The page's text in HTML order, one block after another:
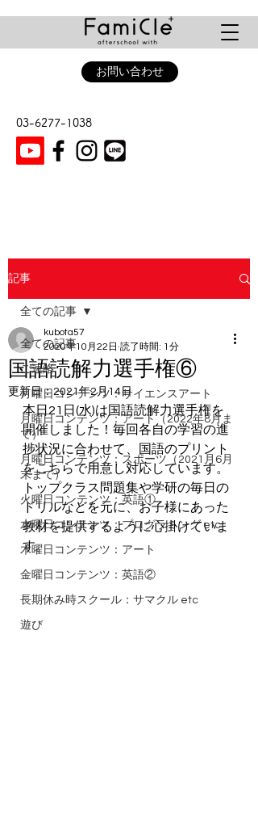
お問い合わせ
03-6277-1038
記事
全ての記事
ご連絡
月曜日コンテンツ：サイエンスアート
月曜日コンテンツ：アート（2022年8月ま
で）
月曜日コンテンツ：スポーツ（2021月6月
末まで）
火曜日コンテンツ：英語①
水曜日コンテンツ：プログラミング etc
木曜日コンテンツ：アート
金曜日コンテンツ：英語②
長期休み時スクール：サマクル etc
遊び
全ての記事
国語読解力選手権⑥
kubota57
2020年10月22日 読了時間: 1分
更新日：2021年2月14日
本日21日(水)は国語読解力選手権を
開催しました！毎回各自の学習の進
捗状況に合わせて、国語のプリント
をこちらで用意し対応しています。
トップクラス問題集や学研の毎日の
ドリルなどを元に、お子様にあった
教材を提供するように心掛けていま
す。